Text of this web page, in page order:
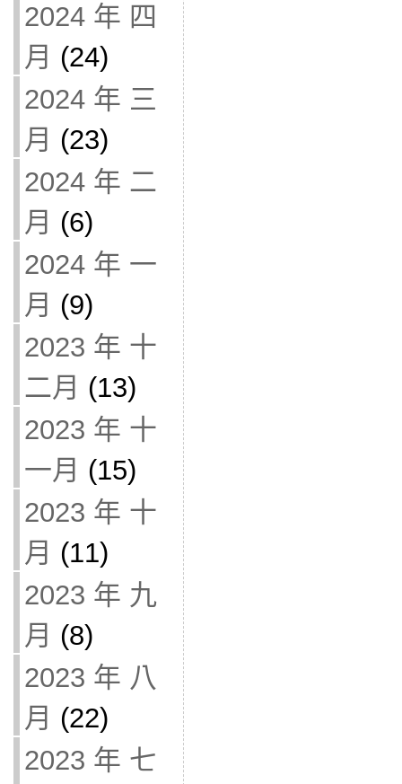
2024 年 四
月 (24)
2024 年 三
月 (23)
2024 年 二
月 (6)
2024 年 一
月 (9)
2023 年 十
二月 (13)
2023 年 十
一月 (15)
2023 年 十
月 (11)
2023 年 九
月 (8)
2023 年 八
月 (22)
2023 年 七